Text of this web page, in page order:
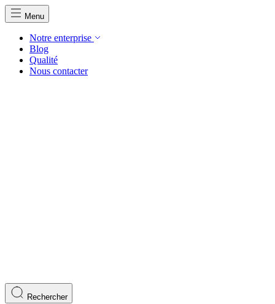
Menu
Notre enterprise
Blog
Qualité
Nous contacter
Rechercher